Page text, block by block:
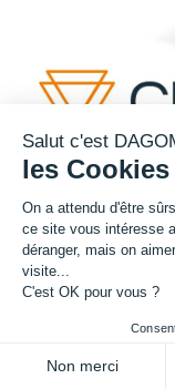
Cette bobine de teinte
Diamètre :
Salut c'est
les Cookies
On a attendu d'être
ce site vous intéresse
déranger, mais on
visite...
C'est OK pour vous ?
Non merci